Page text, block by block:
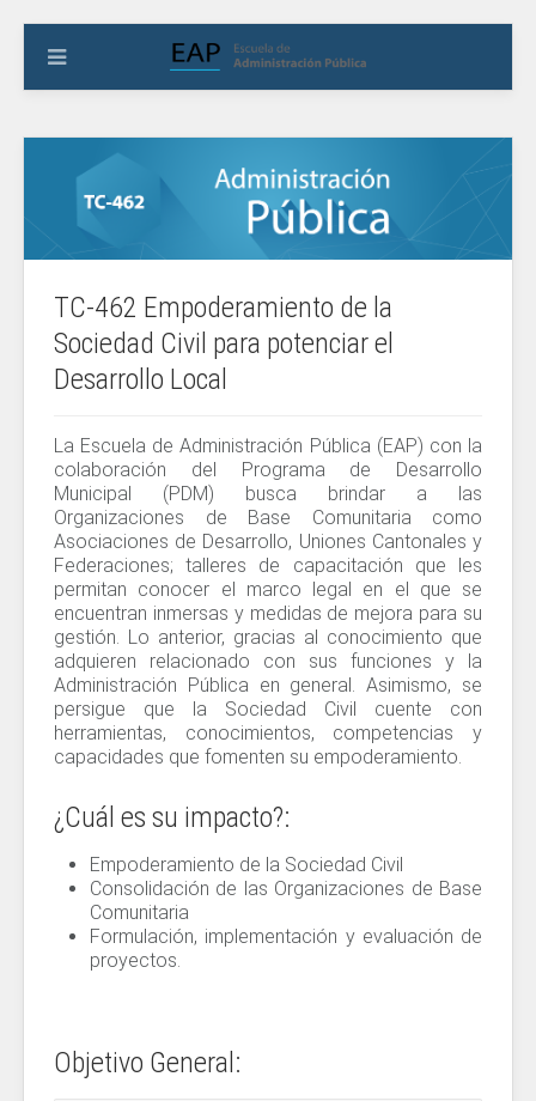
TC-462 Empoderamiento de la
Sociedad Civil para potenciar el
Desarrollo Local
La Escuela de Administración Pública (EAP) con la
colaboración del Programa de Desarrollo
Municipal (PDM) busca brindar a las
Organizaciones de Base Comunitaria como
Asociaciones de Desarrollo, Uniones Cantonales y
Federaciones; talleres de capacitación que les
permitan conocer el marco legal en el que se
encuentran inmersas y medidas de mejora para su
gestión. Lo anterior, gracias al conocimiento que
adquieren relacionado con sus funciones y la
Administración Pública en general. Asimismo, se
persigue que la Sociedad Civil cuente con
herramientas, conocimientos, competencias y
capacidades que fomenten su empoderamiento.
¿Cuál es su impacto?:
Empoderamiento de la Sociedad Civil
Consolidación de las Organizaciones de Base
Comunitaria
Formulación, implementación y evaluación de
proyectos.
Objetivo General: